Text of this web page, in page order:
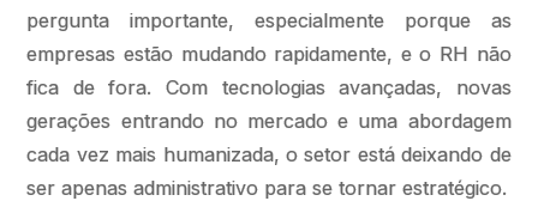
pergunta importante, especialmente porque as
empresas estão mudando rapidamente, e o RH não
fica de fora. Com tecnologias avançadas, novas
gerações entrando no mercado e uma abordagem
cada vez mais humanizada, o setor está deixando de
ser apenas administrativo para se tornar estratégico.